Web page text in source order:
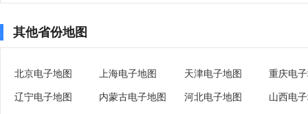
其他省份地图
北京电子地图 上海电子地图 天津电子地图 重庆电
辽宁电子地图 内蒙古电子地图 河北电子地图 山西电